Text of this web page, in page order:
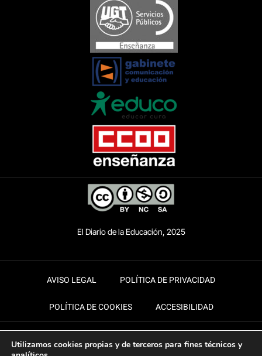
El Diario de la Educación, 2025
AVISO LEGAL POLÍTICA DE PRIVACIDAD
POLÍTICA DE COOKIES ACCESIBILIDAD
Utilizamos cookies propias y de terceros para fines técnicos y